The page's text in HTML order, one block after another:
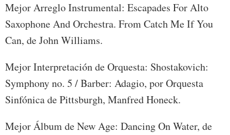
Mejor Arreglo Instrumental: Escapades For Alto
Saxophone And Orchestra. From Catch Me If You
Can, de John Williams.
Mejor Interpretación de Orquesta: Shostakovich:
Symphony no. 5 / Barber: Adagio, por Orquesta
Sinfónica de Pittsburgh, Manfred Honeck.
Mejor Álbum de New Age: Dancing On Water, de